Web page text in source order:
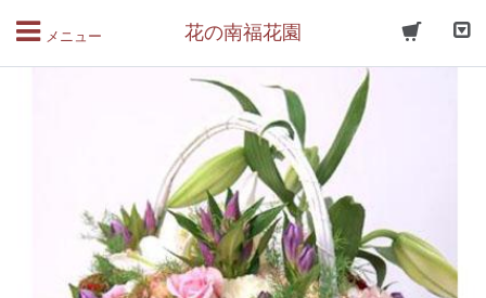
花の南福花園
メニュー